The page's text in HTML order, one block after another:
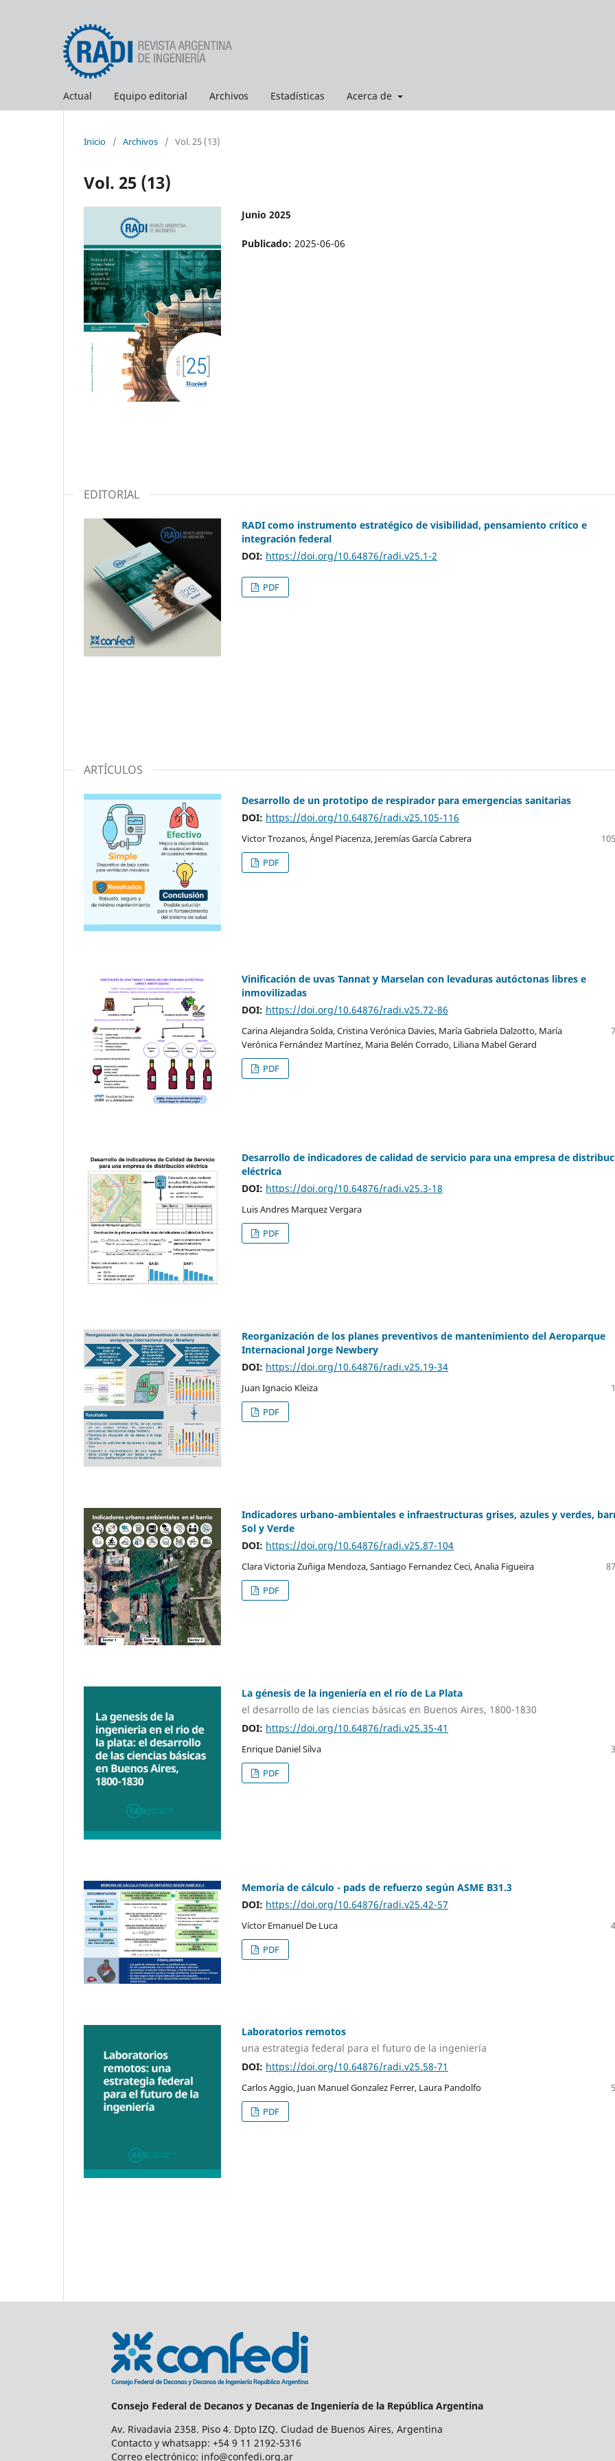
Actual Equipo editorial Archivos Estadísticas Acerca de
Inicio / Archivos / Vol. 25 (13)
Vol. 25 (13)
Junio 2025
Publicado: 2025-06-06
EDITORIAL
RADI como instrumento estratégico de visibilidad, pensamiento crítico e
integración federal
DOI: https://doi.org/10.64876/radi.v25.1-2
PDF
ARTÍCULOS
Desarrollo de un prototipo de respirador para emergencias sanitarias
DOI: https://doi.org/10.64876/radi.v25.105-116
Victor Trozanos, Ángel Piacenza, Jeremías García Cabrera
PDF
Vinificación de uvas Tannat y Marselan con levaduras autóctonas libres e
inmovilizadas
DOI: https://doi.org/10.64876/radi.v25.72-86
Carina Alejandra Solda, Cristina Verónica Davies, María Gabriela Dalzotto, María
Verónica Fernández Martínez, Maria Belén Corrado, Liliana Mabel Gerard
PDF
Desarrollo de indicadores de calidad de servicio para una empresa de
eléctrica
DOI: https://doi.org/10.64876/radi.v25.3-18
Luis Andres Marquez Vergara
PDF
Reorganización de los planes preventivos de mantenimiento del Aeroparque
Internacional Jorge Newbery
DOI: https://doi.org/10.64876/radi.v25.19-34
Juan Ignacio Kleiza
PDF
Indicadores urbano-ambientales e infraestructuras grises, azules y verdes,
Sol y Verde
DOI: https://doi.org/10.64876/radi.v25.87-104
Clara Victoria Zuñiga Mendoza, Santiago Fernandez Ceci, Analia Figueira
PDF
La génesis de la ingeniería en el río de La Plata
el desarrollo de las ciencias básicas en Buenos Aires, 1800-1830
DOI: https://doi.org/10.64876/radi.v25.35-41
Enrique Daniel Silva
PDF
Memoria de cálculo - pads de refuerzo según ASME B31.3
DOI: https://doi.org/10.64876/radi.v25.42-57
Víctor Emanuel De Luca
PDF
Laboratorios remotos
una estrategia federal para el futuro de la ingeniería
DOI: https://doi.org/10.64876/radi.v25.58-71
Carlos Aggio, Juan Manuel Gonzalez Ferrer, Laura Pandolfo
PDF
Consejo Federal de Decanos y Decanas de Ingeniería de la República Argentina
Av. Rivadavia 2358. Piso 4. Dpto IZQ. Ciudad de Buenos Aires, Argentina
Contacto y whatsapp: +54 9 11 2192-5316
Correo electrónico: info@confedi.org.ar